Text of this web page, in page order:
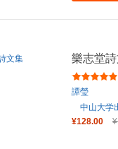
樂志堂
譚瑩
中山大学
¥128.00